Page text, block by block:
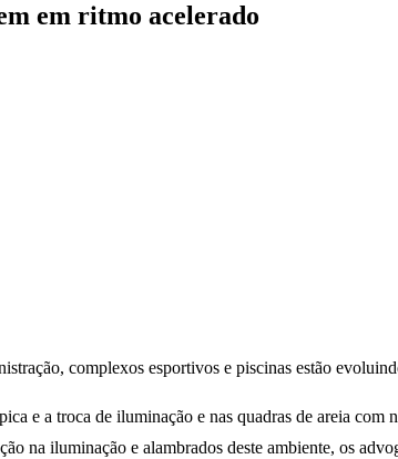
em ritmo acelerado
complexos esportivos e piscinas estão
e a troca de iluminação e nas quadras de areia
na iluminação e alambrados deste ambiente, os